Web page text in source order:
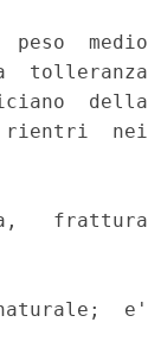
peso  medio
tolleranza
della
rientri  nei
frattura
e'